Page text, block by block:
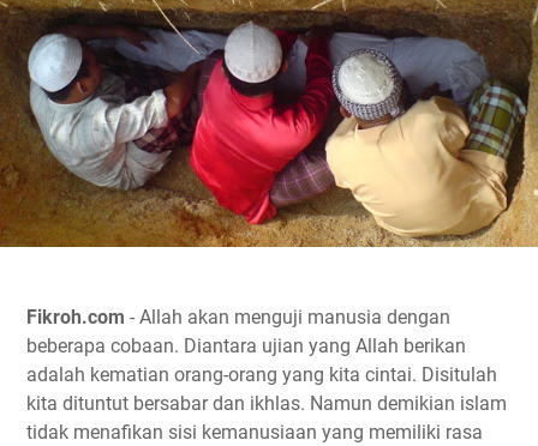
Fikroh.com - Allah akan menguji manusia dengan
beberapa cobaan. Diantara ujian yang Allah berikan
adalah kematian orang-orang yang kita cintai. Disitulah
kita dituntut bersabar dan ikhlas. Namun demikian islam
tidak menafikan sisi kemanusiaan yang memiliki rasa